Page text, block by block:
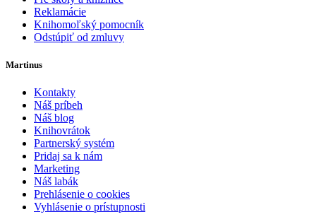
Reklamácie
Knihomoľský pomocník
Odstúpiť od zmluvy
Martinus
Kontakty
Náš príbeh
Náš blog
Knihovrátok
Partnerský systém
Pridaj sa k nám
Marketing
Náš labák
Prehlásenie o cookies
Vyhlásenie o prístupnosti